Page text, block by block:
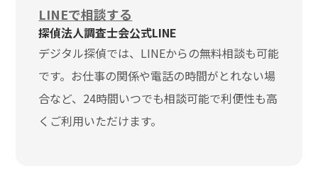
LINEで相談する
探偵法人調査士会公式LINE
デジタル探偵では、LINEからの無料相談も可能
です。お仕事の関係や電話の時間がとれない場
合など、24時間いつでも相談可能で利便性も高
くご利用いただけます。